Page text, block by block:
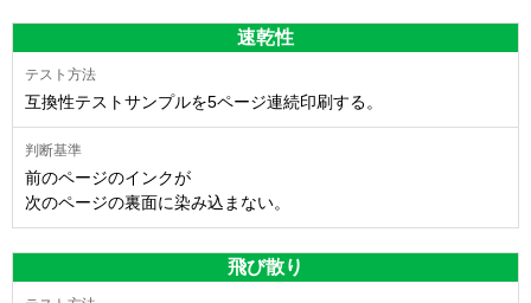
速乾性
互換性テストサンプルを5ページ連続印刷する。
前のページのインクが
次のページの裏面に染み込まない。
飛び散り